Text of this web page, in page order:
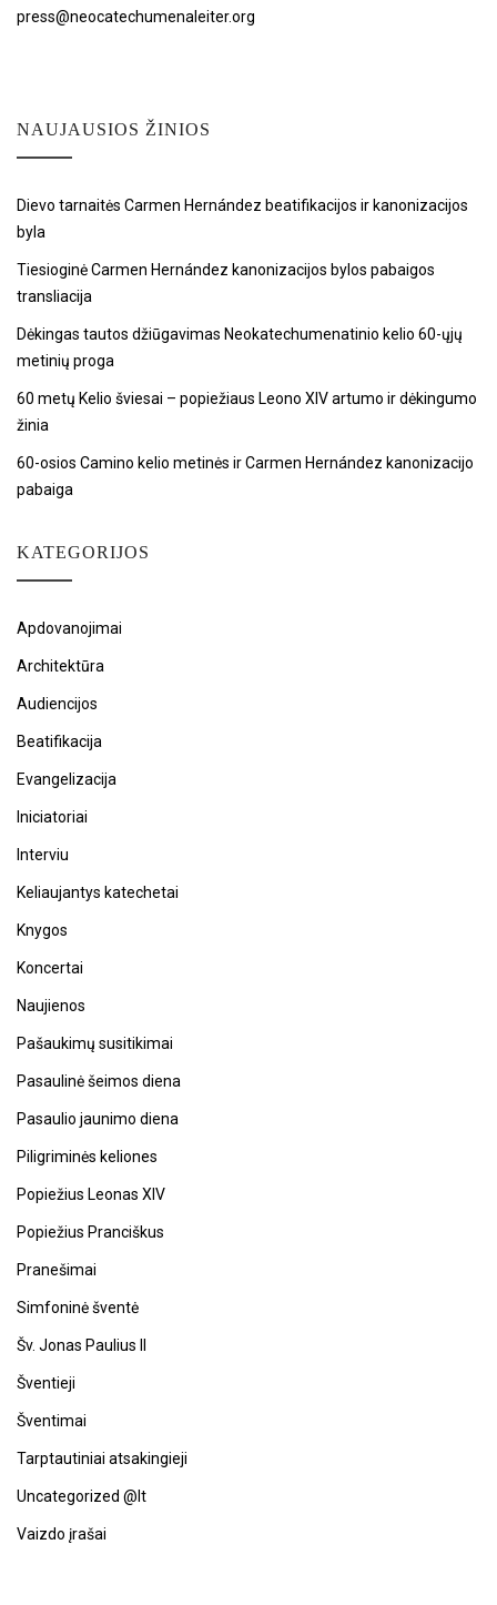
press@neocatechumenaleiter.org
NAUJAUSIOS ŽINIOS
Dievo tarnaitės Carmen Hernández beatifikacijos ir kanonizacijos
byla
Tiesioginė Carmen Hernández kanonizacijos bylos pabaigos
transliacija
Dėkingas tautos džiūgavimas Neokatechumenatinio kelio 60-ųjų
metinių proga
60 metų Kelio šviesai – popiežiaus Leono XIV artumo ir dėkingumo
žinia
60-osios Camino kelio metinės ir Carmen Hernández kanonizacijo
pabaiga
KATEGORIJOS
Apdovanojimai
Architektūra
Audiencijos
Beatifikacija
Evangelizacija
Iniciatoriai
Interviu
Keliaujantys katechetai
Knygos
Koncertai
Naujienos
Pašaukimų susitikimai
Pasaulinė šeimos diena
Pasaulio jaunimo diena
Piligriminės keliones
Popiežius Leonas XIV
Popiežius Pranciškus
Pranešimai
Simfoninė šventė
Šv. Jonas Paulius II
Šventieji
Šventimai
Tarptautiniai atsakingieji
Uncategorized @lt
Vaizdo įrašai